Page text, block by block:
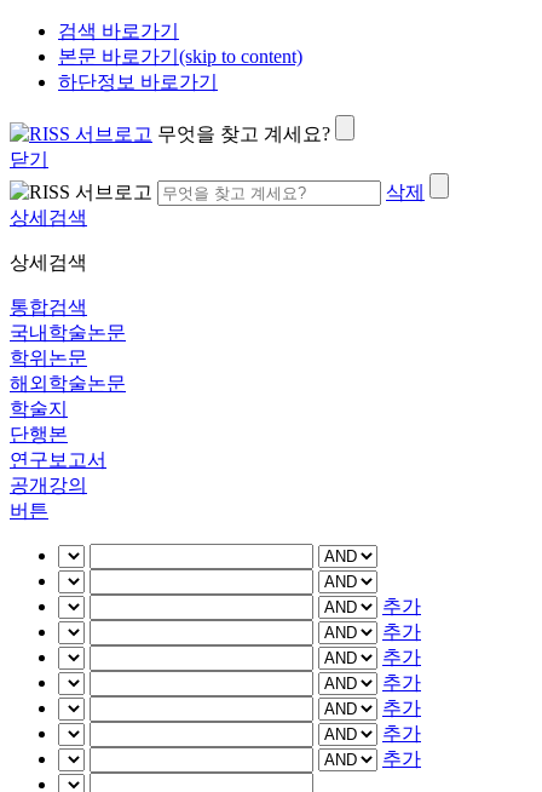
검색 바로가기
본문 바로가기(skip to content)
하단정보 바로가기
무엇을 찾고 계세요?
닫기
삭제
상세검색
상세검색
통합검색
국내학술논문
학위논문
해외학술논문
학술지
단행본
연구보고서
공개강의
버튼
추가
추가
추가
추가
추가
추가
추가